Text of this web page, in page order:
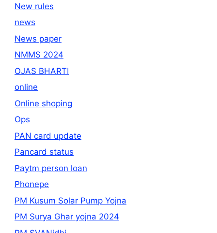
New rules
news
News paper
NMMS 2024
OJAS BHARTI
online
Online shoping
Ops
PAN card update
Pancard status
Paytm person loan
Phonepe
PM Kusum Solar Pump Yojna
PM Surya Ghar yojna 2024